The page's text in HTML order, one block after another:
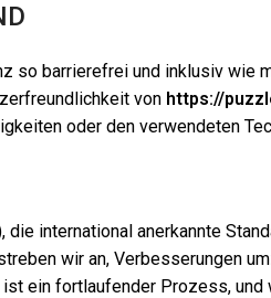
so barrierefrei und inklusiv wie
von https://
oder den verwendeten
international anerkannte
wir an, Verbesserungen
ein fortlaufender Prozess,